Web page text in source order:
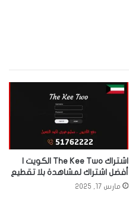
اشتراك The Kee Two الكويت |
أفضل اشتراك لمشاهدة بلا تقطيع
مارس 17, 2025